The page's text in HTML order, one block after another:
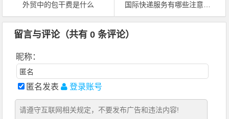
外贸中的包干费是什么
国际快递服务有哪些注意事项？（国际快递干货知识分享）
留言与评论（共有0 条评论）
昵称：
匿名发表 登录账号